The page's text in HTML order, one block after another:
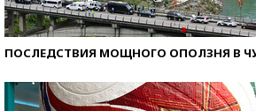
ПОСЛЕДСТВИЯ МОЩНОГО ОПОЛЗНЯ В